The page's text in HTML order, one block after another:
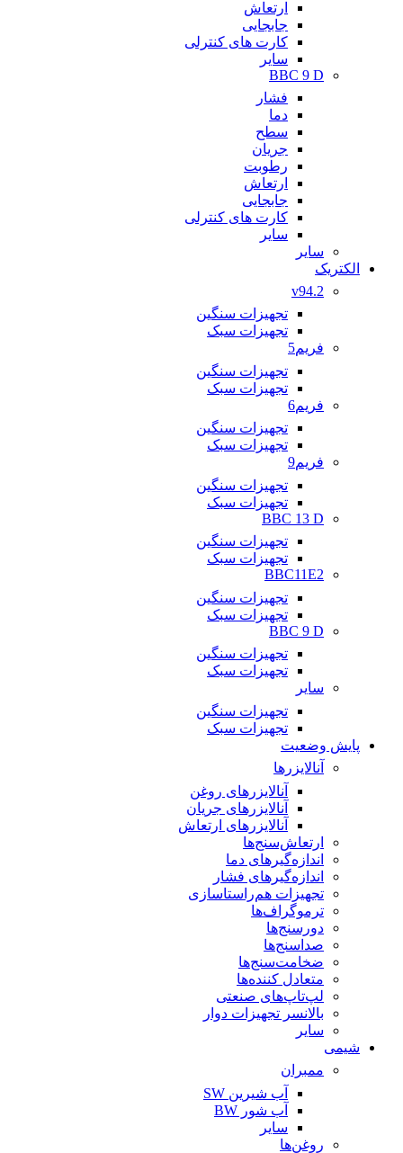
ارتعاش
جابجایی
کارت های کنترلی
سایر
BBC 9 D
فشار
دما
سطح
جریان
رطوبت
ارتعاش
جابجایی
کارت های کنترلی
سایر
سایر
الکتریک
v94.2
تجهیزات سنگین
تجهیزات سبک
فریم5
تجهیزات سنگین
تجهیزات سبک
فریم6
تجهیزات سنگین
تجهیزات سبک
فریم9
تجهیزات سنگین
تجهیزات سبک
BBC 13 D
تجهیزات سنگین
تجهیزات سبک
BBC11E2
تجهیزات سنگین
تجهیزات سبک
BBC 9 D
تجهیزات سنگین
تجهیزات سبک
سایر
تجهیزات سنگین
تجهیزات سبک
پایش وضعیت
آنالایزرها
آنالایزرهای روغن
آنالایزرهای جریان
آنالایزرهای ارتعاش
ارتعاش‌سنج‌ها
اندازه‌گیرهای دما
اندازه‌گیرهای فشار
تجهیزات هم‌راستاسازی
ترموگراف‌ها
دورسنج‌ها
صداسنج‌ها
ضخامت‌سنج‌ها
متعادل کننده‌ها
لپ‌تاپ‌های صنعتی
بالانسر تجهیزات دوار
سایر
شیمی
ممبران
آب شیرین SW
آب شور BW
سایر
روغن‌ها